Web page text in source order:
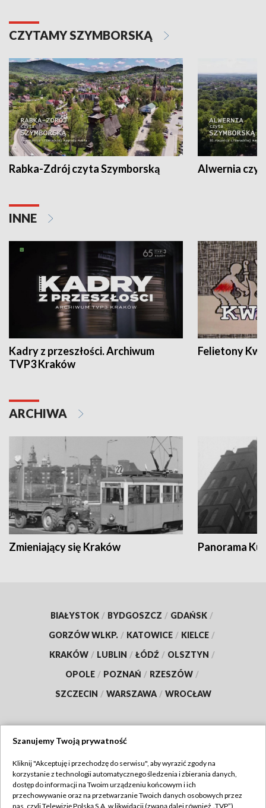
CZYTAMY SZYMBORSKĄ
Rabka-Zdrój czyta Szymborską Alwernia
INNE
Kadry z przeszłości. Archiwum
TVP3 Kraków
Felietony
ARCHIWA
Zmieniający się Kraków Panorama
BIAŁYSTOK / BYDGOSZCZ / GDAŃSK /
GORZÓW WLKP. / KATOWICE / KIELCE /
KRAKÓW / LUBLIN / ŁÓDŹ / OLSZTYN /
OPOLE / POZNAŃ / RZESZÓW /
SZCZECIN / WARSZAWA / WROCŁAW
TVP
Abonament TVP
Regulamin TVP
Szanujemy Twoją prywatność
Kliknij "Akceptuję i przechodzę do serwisu", aby wyrazić zgody na
korzystanie z technologii automatycznego śledzenia i zbierania danych,
dostęp do informacji na Twoim urządzeniu końcowym i ich
przechowywanie oraz na przetwarzanie Twoich danych osobowych przez
nas, czyli Telewizję Polską S.A. w likwidacji (zwaną dalej również „TVP”),